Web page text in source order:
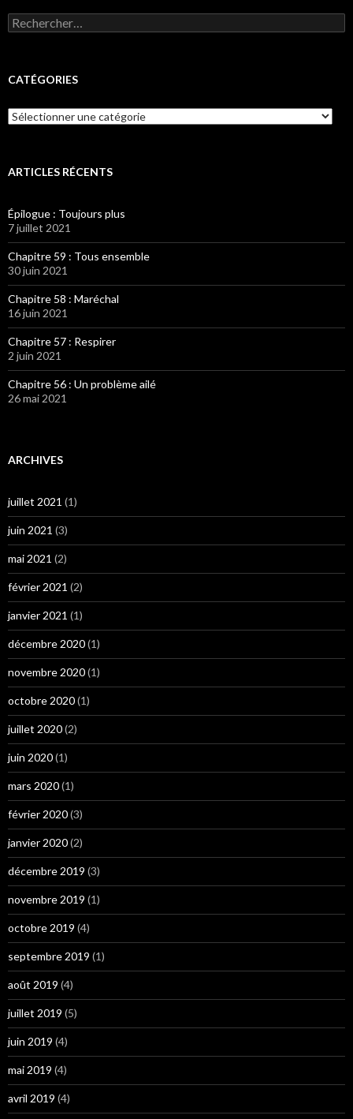
Rechercher :
CATÉGORIES
Catégories
ARTICLES RÉCENTS
Épilogue : Toujours plus
7 juillet 2021
Chapitre 59 : Tous ensemble
30 juin 2021
Chapitre 58 : Maréchal
16 juin 2021
Chapitre 57 : Respirer
2 juin 2021
Chapitre 56 : Un problème ailé
26 mai 2021
ARCHIVES
juillet 2021 (1)
juin 2021 (3)
mai 2021 (2)
février 2021 (2)
janvier 2021 (1)
décembre 2020(1)
novembre 2020(1)
octobre 2020(1)
juillet 2020(2)
juin 2020(1)
mars 2020(1)
février 2020(3)
janvier 2020(2)
décembre 2019 (3)
novembre 2019 (1)
octobre 2019 (4)
septembre 2019 (1)
août 2019 (4)
juillet 2019 (5)
juin 2019 (4)
mai 2019 (4)
avril 2019 (4)